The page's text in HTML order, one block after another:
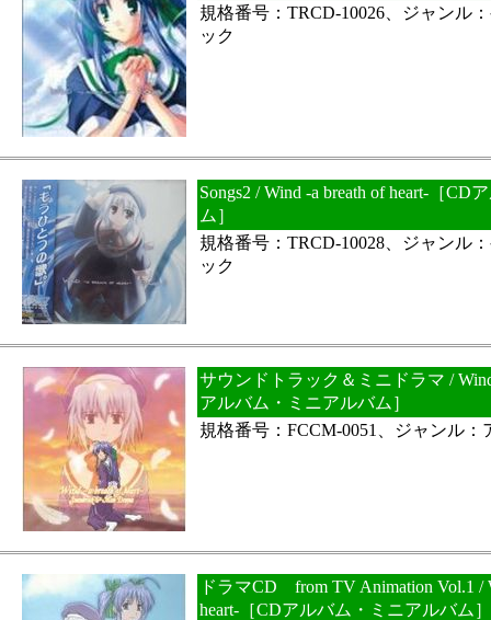
規格番号：TRCD-10026、ジャンル
ック
Songs2 / Wind -a breath of heart-［CD
ム］
規格番号：TRCD-10028、ジャンル
ック
サウンドトラック＆ミニドラマ /
アルバム・ミニアルバム］
規格番号：FCCM-0051、ジャンル：
ドラマCD from TV Animation Vol.1 /
heart-［CDアルバム・ミニアルバム］